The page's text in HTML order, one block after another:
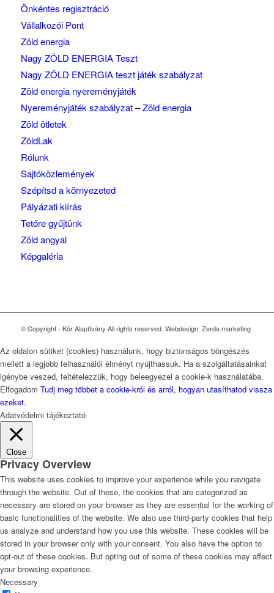
Önkéntes regisztráció
Vállalkozói Pont
Zöld energia
Nagy ZÖLD ENERGIA Teszt
Nagy ZÖLD ENERGIA teszt játék szabályzat
Zöld energia nyereményjáték
Nyereményjáték szabályzat – Zöld energia
Zöld ötletek
ZöldLak
Rólunk
Sajtóközlemények
Szépítsd a környezeted
Pályázati kiírás
Tetőre gyűjtünk
Zöld angyal
Képgaléria
© Copyright - Kör Alapítvány All rights reserved. Webdesign: Zerda marketing
Az oldalon sütiket (cookies) használunk, hogy biztonságos böngészés
mellett a legjobb felhasználói élményt nyújthassuk. Ha a szolgáltatásainkat
igénybe veszed, feltételezzük, hogy beleegyezel a cookie-k használatába.
Elfogadom Tudj meg többet a cookie-król és arról, hogyan utasíthatod vissza
ezeket.
Adatvédelmi tájékoztató
Close
Privacy Overview
This website uses cookies to improve your experience while you navigate
through the website. Out of these, the cookies that are categorized as
necessary are stored on your browser as they are essential for the working of
basic functionalities of the website. We also use third-party cookies that help
us analyze and understand how you use this website. These cookies will be
stored in your browser only with your consent. You also have the option to
opt-out of these cookies. But opting out of some of these cookies may affect
your browsing experience.
Necessary